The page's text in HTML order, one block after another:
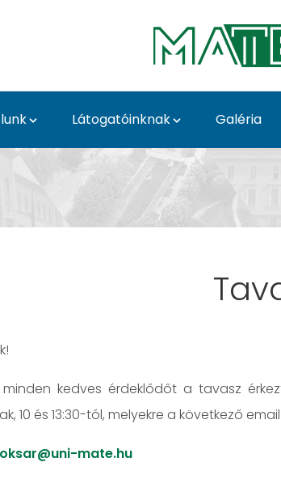
Látogatóinknak Galéria
Botanikus
minden kedves érdeklődőt a tavasz
10 és 13:30-tól, melyekre a következő
mate.hu